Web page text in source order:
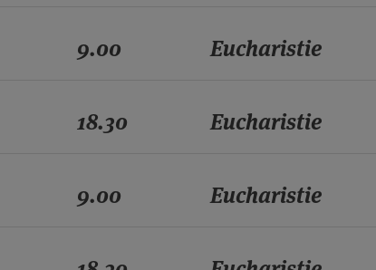
9.00 Eucharistie
18.30 Eucharistie
9.00 Eucharistie